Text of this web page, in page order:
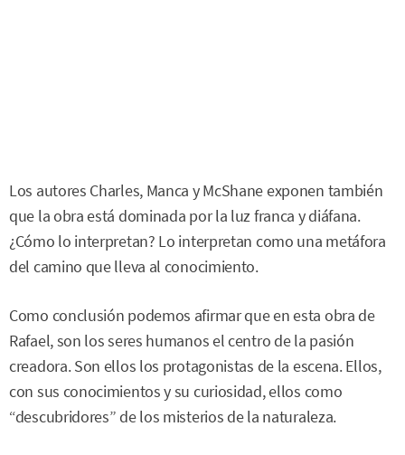
Los autores Charles, Manca y McShane exponen también
que la obra está dominada por la luz franca y diáfana.
¿Cómo lo interpretan? Lo interpretan como una metáfora
del camino que lleva al conocimiento.
Como conclusión podemos afirmar que en esta obra de
Rafael, son los seres humanos el centro de la pasión
creadora. Son ellos los protagonistas de la escena. Ellos,
con sus conocimientos y su curiosidad, ellos como
“descubridores” de los misterios de la naturaleza.